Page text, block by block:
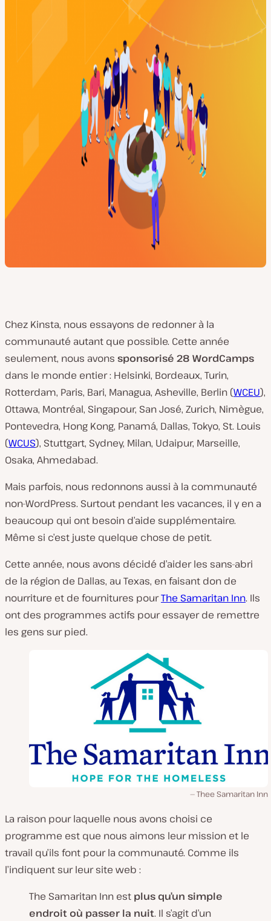
Chez Kinsta, nous essayons de redonner à la
communauté autant que possible. Cette année
seulement, nous avons sponsorisé 28 WordCamps
dans le monde entier : Helsinki, Bordeaux, Turin,
Rotterdam, Paris, Bari, Managua, Asheville, Berlin (WCEU),
Ottawa, Montréal, Singapour, San José, Zurich, Nimègue,
Pontevedra, Hong Kong, Panamá, Dallas, Tokyo, St. Louis
(WCUS), Stuttgart, Sydney, Milan, Udaipur, Marseille,
Osaka, Ahmedabad.
Mais parfois, nous redonnons aussi à la communauté
non-WordPress. Surtout pendant les vacances, il y en a
beaucoup qui ont besoin d’aide supplémentaire.
Même si c’est juste quelque chose de petit.
Cette année, nous avons décidé d’aider les sans-abri
de la région de Dallas, au Texas, en faisant don de
nourriture et de fournitures pourThe Samaritan Inn. Ils
ont des programmes actifs pour essayer de remettre
les gens sur pied.
Thee Samaritan Inn
La raison pour laquelle nous avons choisi ce
programme est que nous aimons leur mission et le
travail qu’ils font pour la communauté. Comme ils
l’indiquent sur leur site web :
The Samaritan Inn est plus qu’un simple
endroit où passer la nuit. Il s’agit d’un